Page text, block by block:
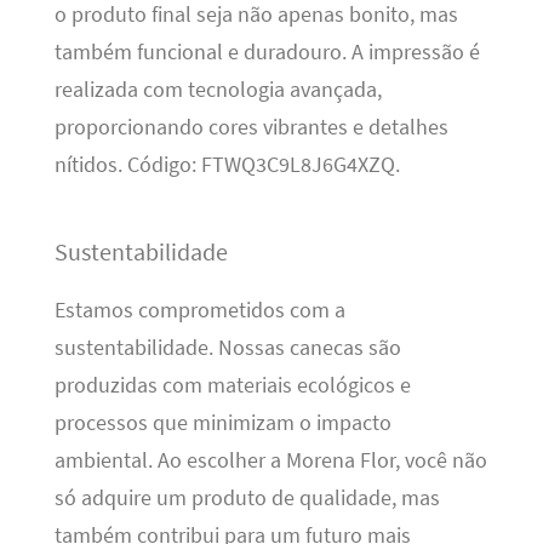
o produto final seja não apenas bonito, mas
também funcional e duradouro. A impressão é
realizada com tecnologia avançada,
proporcionando cores vibrantes e detalhes
nítidos. Código: FTWQ3C9L8J6G4XZQ.
Sustentabilidade
Estamos comprometidos com a
sustentabilidade. Nossas canecas são
produzidas com materiais ecológicos e
processos que minimizam o impacto
ambiental. Ao escolher a Morena Flor, você não
só adquire um produto de qualidade, mas
também contribui para um futuro mais